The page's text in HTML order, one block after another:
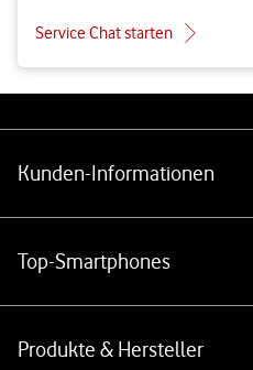
Service Chat starten
Kunden-Informationen
Top-Smartphones
Produkte & Hersteller